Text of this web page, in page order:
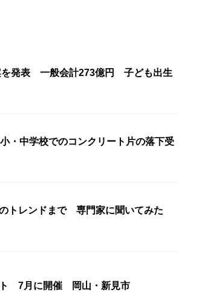
を発表 一般会計273億円 子ども出生
・中学校でのコンクリート片の落下受
トレンドまで 専門家に聞いてみた
ト 7月に開催 岡山・新見市